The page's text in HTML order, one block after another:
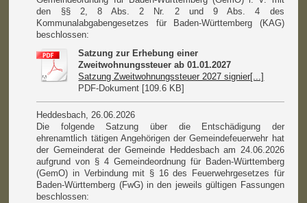
den §§ 2, 8 Abs. 2 Nr. 2 und 9 Abs. 4 des
Kommunalabgabengesetzes für Baden-Württemberg (KAG)
beschlossen:
Satzung zur Erhebung einer
Zweitwohnungssteuer ab 01.01.2027
Satzung Zweitwohnungssteuer 2027 signier[...]
PDF-Dokument [109.6 KB]
Heddesbach, 26.06.2026
Die folgende Satzung über die Entschädigung der
ehrenamtlich tätigen Angehörigen der Gemeindefeuerwehr hat
der Gemeinderat der Gemeinde Heddesbach am 24.06.2026
aufgrund von § 4 Gemeindeordnung für Baden-Württemberg
(GemO) in Verbindung mit § 16 des Feuerwehrgesetzes für
Baden-Württemberg (FwG) in den jeweils gültigen Fassungen
beschlossen: